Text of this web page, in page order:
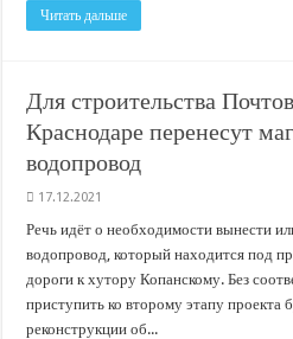
Читать дальше
Для строительства
Краснодаре перенесут
водопровод
17.12.2021
Речь идёт о необходимости вынести
водопровод, который находится под
дороги к хутору Копанскому. Без
приступить ко второму этапу проекта
реконструкции об...